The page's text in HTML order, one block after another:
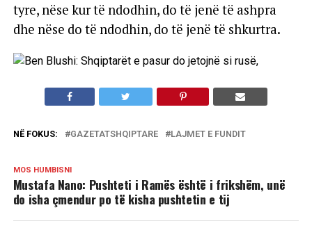
tyre, nëse kur të ndodhin, do të jenë të ashpra
dhe nëse do të ndodhin, do të jenë të shkurtra.
NË FOKUS: GAZETATSHQIPTARE LAJMET E FUNDIT
MOS HUMBISNI
Mustafa Nano: Pushteti i Ramës është i frikshëm, unë
do isha çmendur po të kisha pushtetin e tij